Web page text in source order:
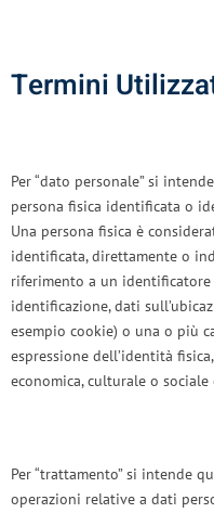
Termini
Per “dato personale” si
persona fisica identificata o
Una persona fisica è
identificata, direttamente o
riferimento a un
identificazione, dati
esempio cookie) o una o più
espressione dell’identità
economica, culturale o
Per “trattamento” si intende
operazioni relative a dati